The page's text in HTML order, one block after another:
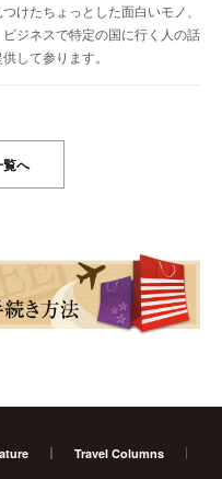
けたちょっとした面白いモノ、
ジネスで特定の国に行く人の話
して参ります。
へ
Travel Columns